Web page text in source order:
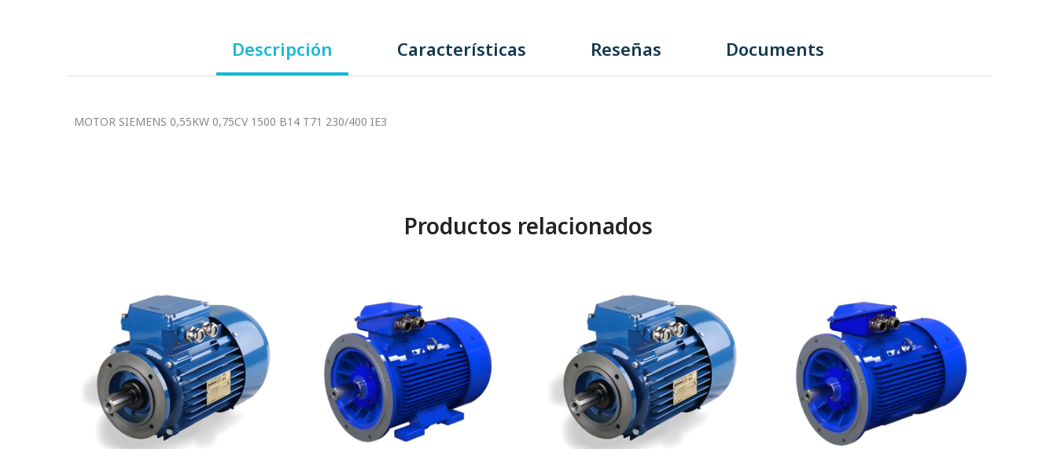
Descripción Características Reseñas Documents
MOTOR SIEMENS 0,55KW 0,75CV 1500 B14 T71 230/400 IE3
Productos relacionados